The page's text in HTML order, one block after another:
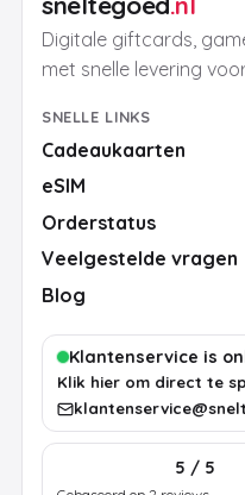
Digitale giftcards,
met snelle levering
SNELLE LINKS
Cadeaukaarten
eSIM
Orderstatus
Veelgestelde vragen
Blog
Klantenservice is
Klik hier om direct te
5 / 5